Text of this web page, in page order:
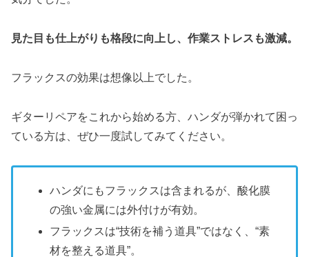
見た目も仕上がりも格段に向上し、作業ストレスも激減。
フラックスの効果は想像以上でした。
ギターリペアをこれから始める方、ハンダが弾かれて困っ
ている方は、ぜひ一度試してみてください。
ハンダにもフラックスは含まれるが、酸化膜
の強い金属には外付けが有効。
フラックスは“技術を補う道具”ではなく、“素
材を整える道具”。